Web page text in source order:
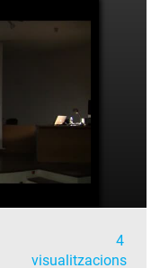
4
visualitzacions